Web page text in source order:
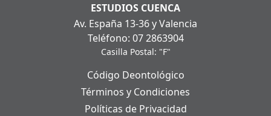
ESTUDIOS CUENCA
Av. España 13-36 y Valencia
Teléfono: 07 2863904
Casilla Postal: "F"
Código Deontológico
Términos y Condiciones
Políticas de Privacidad